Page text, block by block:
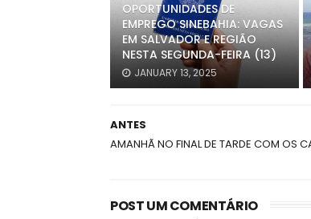
OPORTUNIDADES DE
EMPREGO SINEBAHIA: VAGAS
EM SALVADOR E REGIÃO
NESTA SEGUNDA-FEIRA (13)
JANUARY 13, 2025
ANTES
AMANHÃ NO FINAL DE TARDE COM OS
POST UM COMENTÁRIO